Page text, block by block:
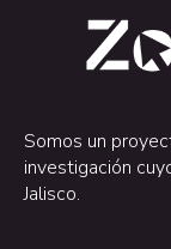
Somos un
investigación
Jalisco.